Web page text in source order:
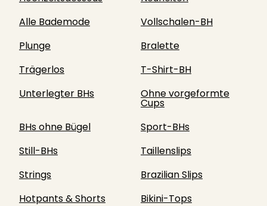
Alle Bademode
Vollschalen-BH
Plunge
Bralette
Trägerlos
T-Shirt-BH
Unterlegter BHs
Ohne vorgeformte
Cups
BHs ohne Bügel
Sport-BHs
Still-BHs
Taillenslips
Strings
Brazilian Slips
Hotpants & Shorts
Bikini-Tops